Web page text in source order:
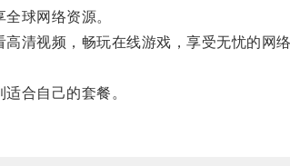
球网络资源。
视频，畅玩在线游戏，享受无忧的网络
合自己的套餐。